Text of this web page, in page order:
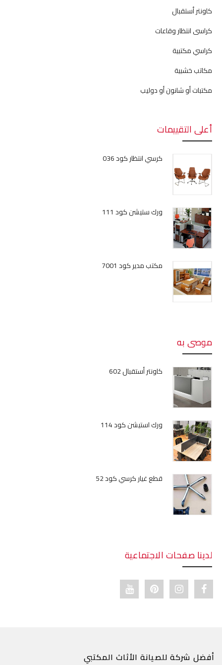
كاونتر أستقبال
كراسى انتظار وقاعات
كراسي مكتبية
مكاتب خشبية
مكتبات أو شانون أو دوليب
أعلى التقييمات
كرسي انتظار كود 036
ورك ستيشن كود 111
مكتب مدير كود 7001
موصى به
كاونتر أستقبال 602
ورك استيشن كود 114
قطع غيار كرسي كود 52
لدينا صفحات الاجتماعية
Facebook link
Instagram link
Pinterest link
أفضل شركة للصيانة الأثاث المكتبي